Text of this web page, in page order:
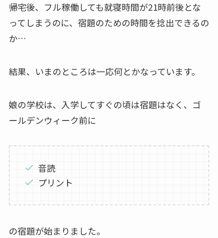
帰宅後、フル稼働しても就寝時間が21時前後とな
ってしまうのに、宿題のための時間を捻出できるの
か…
結果、いまのところは一応何とかなっています。
娘の学校は、入学してすぐの頃は宿題はなく、ゴ
ールデンウィーク前に
音読
プリント
の宿題が始まりました。